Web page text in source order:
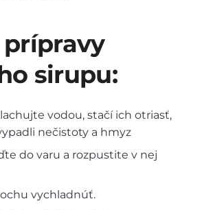
sirupu:
vodou, stačí ich otriasť,
nečistoty a hmyz
do varu a rozpustite v nej
vychladnúť.